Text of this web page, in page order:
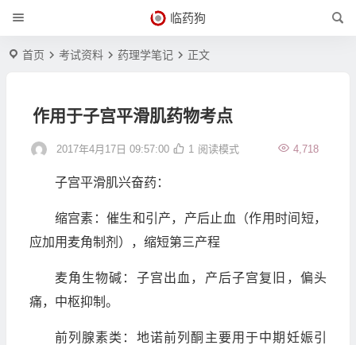
临药狗
首页 考试资料 药理学笔记 正文
作用于子宫平滑肌药物考点
2017年4月17日 09:57:00 4,718
1 阅读模式
子宫平滑肌兴奋药：
缩宫素：催生和引产，产后止血（作用时间短，
应加用麦角制剂），缩短第三产程
麦角生物碱：子宫出血，产后子宫复旧，偏头
痛，中枢抑制。
前列腺素类：地诺前列酮主要用于中期妊娠引